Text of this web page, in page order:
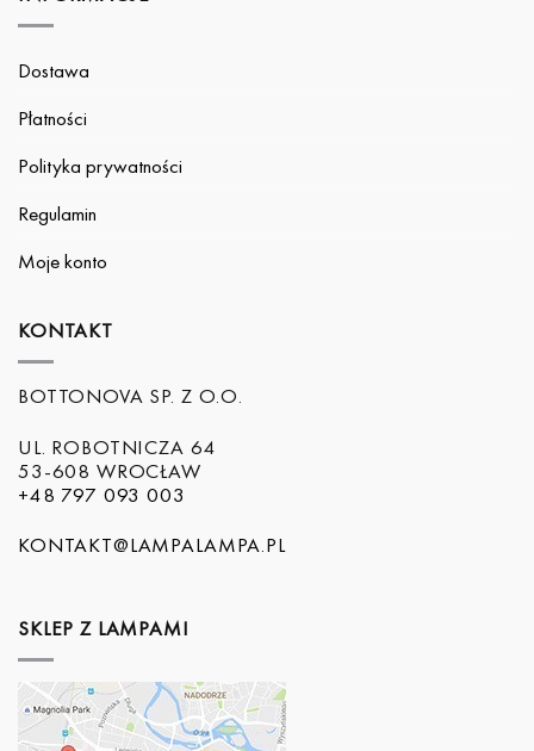
Dostawa
Płatności
Polityka prywatności
Regulamin
Moje konto
KONTAKT
BOTTONOVA SP. Z O.O.
UL. ROBOTNICZA 64
53-608 WROCŁAW
+48 797 093 003
KONTAKT@LAMPALAMPA.PL
SKLEP Z LAMPAMI